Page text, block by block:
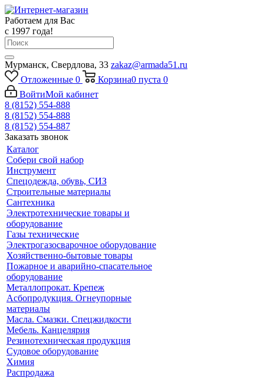
Работаем для Вас
с 1997 года!
Мурманск, Свердлова, 33 zakaz@armada51.ru
Отложенные 0 Корзина0 пуста 0
ВойтиМой кабинет
8 (8152) 554-888
8 (8152) 554-888
8 (8152) 554-887
Заказать звонок
Каталог
Собери свой набор
Инструмент
Спецодежда, обувь, СИЗ
Строительные материалы
Сантехника
Электротехнические товары и
оборудование
Газы технические
Электрогазосварочное оборудование
Хозяйственно-бытовые товары
Пожарное и аварийно-спасательное
оборудование
Металлопрокат. Крепеж
Асбопродукция. Огнеупорные
материалы
Масла. Смазки. Спецжидкости
Мебель. Канцелярия
Резинотехническая продукция
Судовое оборудование
Химия
Распродажа